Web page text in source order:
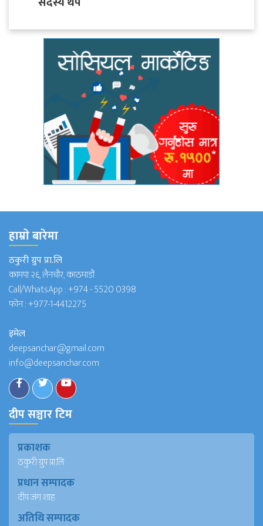
हाम्राे बारेमा
ठकुरी ग्रुप प्रा.लि
कामपा २६, लैनचौर, काठमाडौं
Call/WhatsApp :+974 - 5520 0398
फोन :+977-1-4412275
इमेल
deepsanchar@gmail.com
info@deepsanchar.com
दीप सञ्चार टिम
प्रकाशक
ठकुरी ग्रुप प्रा.लि
प्रधान सम्पादक
दीप जंग शाह
अतिथि सम्पादक